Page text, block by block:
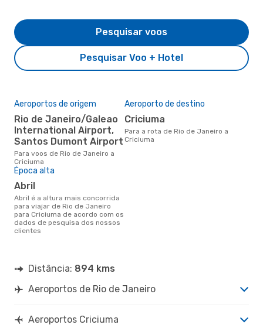
Pesquisar Voo + Hotel
Pesquisar voos
Aeroportos de origem
Rio de Janeiro/Galeao
International Airport,
Santos Dumont Airport
Para voos de Rio de Janeiro a
Criciuma
Aeroporto de destino
Criciuma
Para a rota de Rio de Janeiro a
Criciuma
Época alta
abril
abril é a altura mais concorrida
para viajar de Rio de Janeiro
para Criciuma de acordo com os
dados de pesquisa dos nossos
clientes
Distância: 894 kms
Aeroportos de Rio de Janeiro
Aeroportos Criciuma